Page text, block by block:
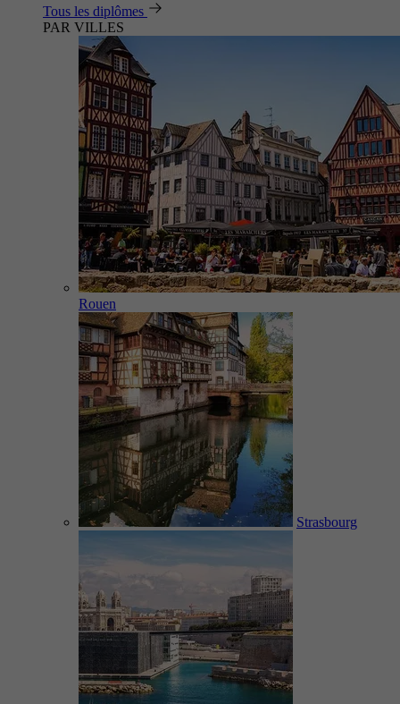
Tous les diplômes
PAR VILLES
Rouen
Strasbourg